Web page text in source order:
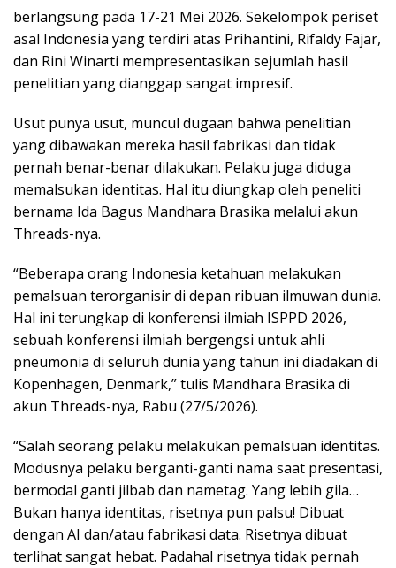
berlangsung pada 17-21 Mei 2026. Sekelompok periset
asal Indonesia yang terdiri atas Prihantini, Rifaldy Fajar,
dan Rini Winarti mempresentasikan sejumlah hasil
penelitian yang dianggap sangat impresif.
Usut punya usut, muncul dugaan bahwa penelitian
yang dibawakan mereka hasil fabrikasi dan tidak
pernah benar-benar dilakukan. Pelaku juga diduga
memalsukan identitas. Hal itu diungkap oleh peneliti
bernama Ida Bagus Mandhara Brasika melalui akun
Threads-nya.
“Beberapa orang Indonesia ketahuan melakukan
pemalsuan terorganisir di depan ribuan ilmuwan dunia.
Hal ini terungkap di konferensi ilmiah ISPPD 2026,
sebuah konferensi ilmiah bergengsi untuk ahli
pneumonia di seluruh dunia yang tahun ini diadakan di
Kopenhagen, Denmark,” tulis Mandhara Brasika di
akun Threads-nya, Rabu (27/5/2026).
“Salah seorang pelaku melakukan pemalsuan identitas.
Modusnya pelaku berganti-ganti nama saat presentasi,
bermodal ganti jilbab dan nametag. Yang lebih gila…
Bukan hanya identitas, risetnya pun palsu! Dibuat
dengan AI dan/atau fabrikasi data. Risetnya dibuat
terlihat sangat hebat. Padahal risetnya tidak pernah